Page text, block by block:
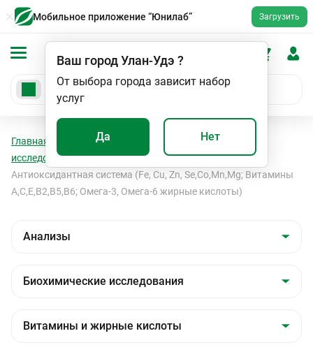
Мобильное приложение “Юнилаб” Загрузить
Ваш городУлан-Удэ ?
От выбора города зависит набор
услуг
Да Нет
Главная Анализы
Биохимические
исследования
Витамины и жирные кислоты
Антиоксидантная система (Fe, Cu, Zn, Se,Co,Mn,Mg; Витамины
A,C,E,B2,B5,B6; Омега-3, Омега-6 жирные кислоты)